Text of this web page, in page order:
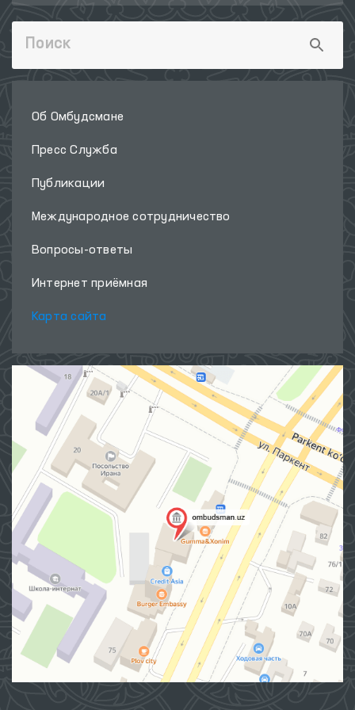
Об Омбудсмане
Пресс Служба
Публикации
Международное сотрудничество
Вопросы-ответы
Интернет приёмная
Карта сайта